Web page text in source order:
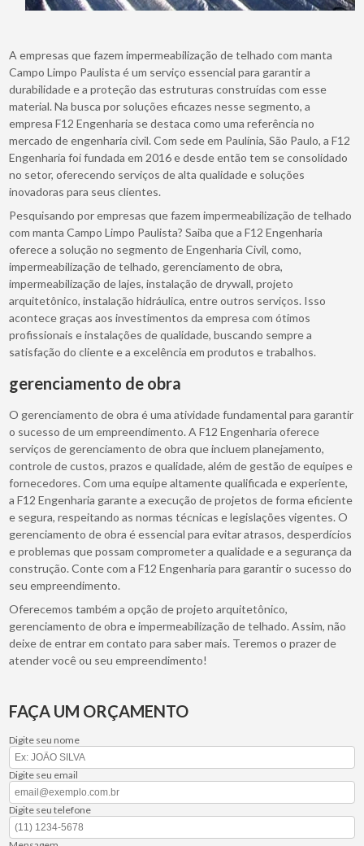
A empresas que fazem impermeabilização de telhado com manta
Campo Limpo Paulista é um serviço essencial para garantir a
durabilidade e a proteção das estruturas construídas com esse
material. Na busca por soluções eficazes nesse segmento, a
empresa F12 Engenharia se destaca como uma referência no
mercado de engenharia civil. Com sede em Paulínia, São Paulo, a F12
Engenharia foi fundada em 2016 e desde então tem se consolidado
no setor, oferecendo serviços de alta qualidade e soluções
inovadoras para seus clientes.
Pesquisando por empresas que fazem impermeabilização de telhado
com manta Campo Limpo Paulista? Saiba que a F12 Engenharia
oferece a solução no segmento de Engenharia Civil, como,
impermeabilização de telhado, gerenciamento de obra,
impermeabilização de lajes, instalação de drywall, projeto
arquitetônico, instalação hidráulica, entre outros serviços. Isso
acontece graças aos investimentos da empresa com ótimos
profissionais e instalações de qualidade, buscando sempre a
satisfação do cliente e a excelência em produtos e trabalhos.
gerenciamento de obra
O gerenciamento de obra é uma atividade fundamental para garantir
o sucesso de um empreendimento. A F12 Engenharia oferece
serviços de gerenciamento de obra que incluem planejamento,
controle de custos, prazos e qualidade, além de gestão de equipes e
fornecedores. Com uma equipe altamente qualificada e experiente,
a F12 Engenharia garante a execução de projetos de forma eficiente
e segura, respeitando as normas técnicas e legislações vigentes. O
gerenciamento de obra é essencial para evitar atrasos, desperdícios
e problemas que possam comprometer a qualidade e a segurança da
construção. Conte com a F12 Engenharia para garantir o sucesso do
seu empreendimento.
Oferecemos também a opção de projeto arquitetônico,
gerenciamento de obra e impermeabilização de telhado. Assim, não
deixe de entrar em contato para saber mais. Teremos o prazer de
atender você ou seu empreendimento!
FAÇA UM ORÇAMENTO
Digite seu nome
Digite seu email
Digite seu telefone